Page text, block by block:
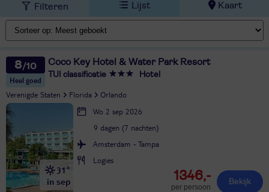
Filteren Lijst Kaart
8
Heel goed
Coco Key Hotel & Water Park Resort
TUI classificatie Hotel
Verenigde Staten Florida Orlando
31°
in sep
Wo 2 sep 2026
9 dagen (7 nachten)
Amsterdam - Tampa
Logies
1346,-
per persoon
Bekijk